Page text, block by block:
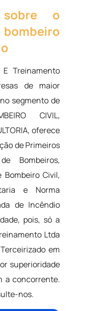
o
Treinamento
de maior
segmento de
CIVIL,
oferece
de Primeiros
Bombeiros,
Bombeiro Civil,
e Norma
de Incêndio
pois, só a
Ltda
em
superioridade
a concorrente.
nos.